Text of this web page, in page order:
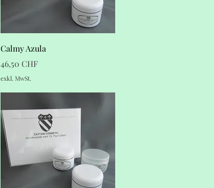
Schnellansicht
Calmy Azula
Preis
46,50 CHF
exkl. MwSt.